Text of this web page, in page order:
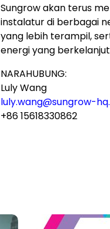
Sungrow akan terus
instalatur di berbagai
yang lebih terampil,
energi yang
NARAHUBUNG:
Luly Wang
luly.wang@sungrow-
+86 15618330862